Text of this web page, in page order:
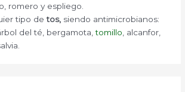
romero y espliego.
tipo detos, siendo antimicrobianos:
del té, bergamota,tomillo , alcanfor,